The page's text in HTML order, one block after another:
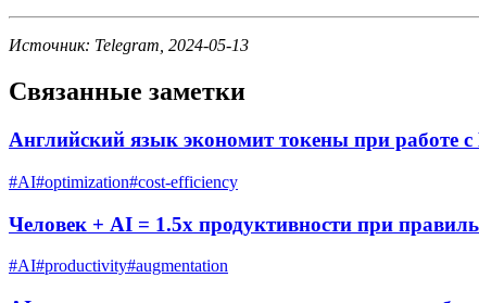
Источник: Telegram, 2024-05-13
Связанные заметки
Английский язык экономит токены при работе
#AI#optimization#cost-efficiency
Человек + AI = 1.5x продуктивности при
#AI#productivity#augmentation